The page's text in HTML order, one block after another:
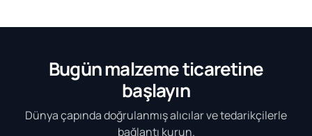
Bugün malzeme ticaretine
başlayın
Dünya çapında doğrulanmış alıcılar ve tedarikçilerle
bağlantı kurun.